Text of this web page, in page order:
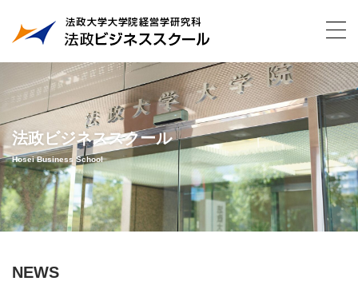
法政ビジネススクール
Hosei Business School
NEWS